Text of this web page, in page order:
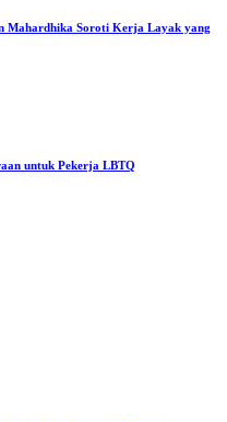
Mahardhika Soroti Kerja Layak yang
untuk Pekerja LBTQ